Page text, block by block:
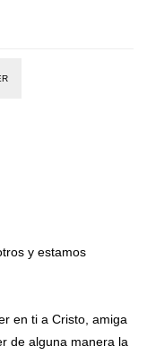
y estamos
en ti a Cristo, amiga
de alguna manera la